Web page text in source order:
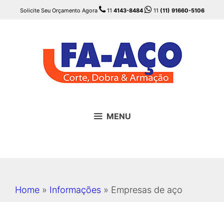
Solicite Seu Orçamento Agora 11 4143-8484 11 (11) 91660-5106
MENU
Home » Informações » Empresas de aço